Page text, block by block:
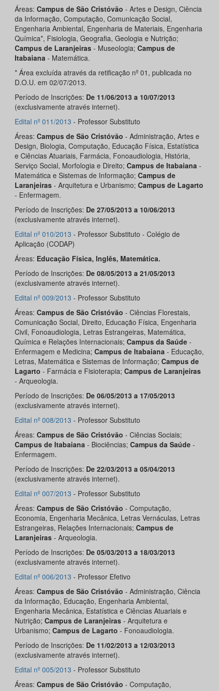
Áreas: Campus de São Cristóvão - Artes e Design, Ciência
da Informação, Computação, Comunicação Social,
Engenharia Ambiental, Engenharia de Materiais, Engenharia
Química*, Fisiologia, Geografia, Geologia e Nutrição;
Campus de Laranjeiras - Museologia; Campus de
Itabaiana - Matemática.
* Área excluída através da retificação nº 01, publicada no
D.O.U. em 02/07/2013.
Período de Inscrições: De 11/06/2013 a 10/07/2013
(exclusivamente através internet).
Edital nº 011/2013 - Professor Substituto
Áreas: Campus de São Cristóvão - Administração, Artes e
Design, Biologia, Computação, Educação Física, Estatística
e Ciências Atuariais, Farmácia, Fonoaudiologia, História,
Serviço Social, Morfologia e Direito; Campus de Itabaiana -
Matemática e Sistemas de Informação; Campus de
Laranjeiras - Arquitetura e Urbanismo; Campus de Lagarto
- Enfermagem.
Período de Inscrições: De 27/05/2013 a 10/06/2013
(exclusivamente através internet).
Edital nº 010/2013 - Professor Substituto - Colégio de
Aplicação (CODAP)
Áreas: Educação Física, Inglês, Matemática.
Período de Inscrições: De 08/05/2013 a 21/05/2013
(exclusivamente através internet).
Edital nº 009/2013 - Professor Substituto
Áreas: Campus de São Cristóvão - Ciências Florestais,
Comunicação Social, Direito, Educação Física, Engenharia
Civil, Fonoaudiologia, Letras Estrangeiras, Matemática,
Química e Relações Internacionais; Campus da Saúde -
Enfermagem e Medicina; Campus de Itabaiana - Educação,
Letras, Matemática e Sistemas de Informação; Campus de
Lagarto - Farmácia e Fisioterapia; Campus de Laranjeiras
- Arqueologia.
Período de Inscrições: De 06/05/2013 a 17/05/2013
(exclusivamente através internet).
Edital nº 008/2013 - Professor Substituto
Áreas: Campus de São Cristóvão - Ciências Sociais;
Campus de Itabaiana - Biociências; Campus da Saúde -
Enfermagem.
Período de Inscrições: De 22/03/2013 a 05/04/2013
(exclusivamente através internet).
Edital nº 007/2013 - Professor Substituto
Áreas: Campus de São Cristóvão - Computação,
Economia, Engenharia Mecânica, Letras Vernáculas, Letras
Estrangeiras, Relações Internacionais; Campus de
Laranjeiras - Arqueologia.
Período de Inscrições: De 05/03/2013 a 18/03/2013
(exclusivamente através internet).
Edital nº 006/2013 - Professor Efetivo
Áreas: Campus de São Cristóvão - Administração, Ciência
da Informação, Educação, Engenharia Ambiental,
Engenharia Mecânica, Estatística e Ciências Atuariais e
Nutrição; Campus de Laranjeiras - Arquitetura e
Urbanismo; Campus de Lagarto - Fonoaudiologia.
Período de Inscrições: De 11/02/2013 a 12/03/2013
(exclusivamente através internet).
Edital nº 005/2013 - Professor Substituto
Áreas: Campus de São Cristóvão - Computação,